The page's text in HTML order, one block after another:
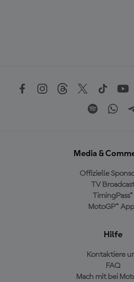
Media &
Offizielle
TV
TimingPass™
MotoGP™
Hilfe
Kontaktiere
FAQ
Mach mit bei